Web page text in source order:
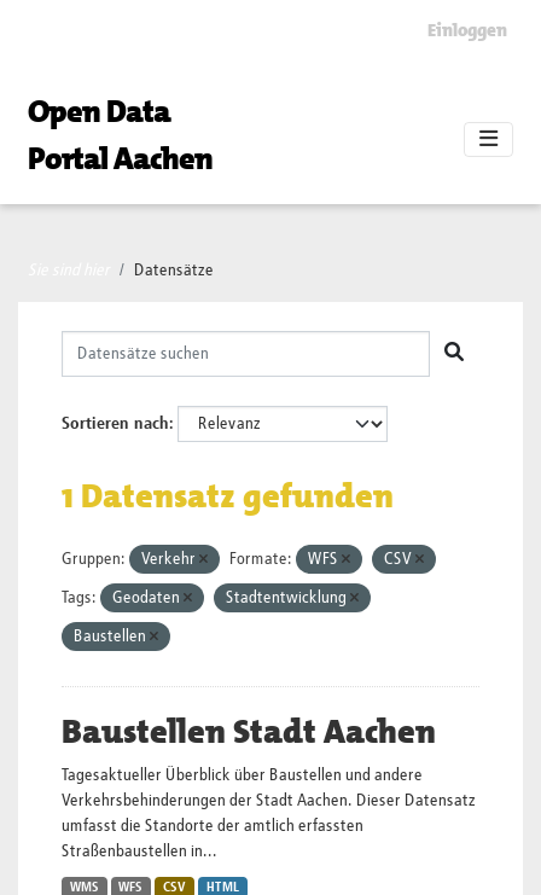
Einloggen
Open Data
Portal Aachen
Datensätze
Sortieren nach
1 Datensatz gefunden
Gruppen: Verkehr Formate: WFS CSV
Tags: Geodaten Stadtentwicklung
Baustellen
Baustellen Stadt Aachen
Tagesaktueller Überblick über Baustellen und andere
Verkehrsbehinderungen der Stadt Aachen. Dieser Datensatz
umfasst die Standorte der amtlich erfassten
Straßenbaustellen in...
WMS WFS CSV HTML